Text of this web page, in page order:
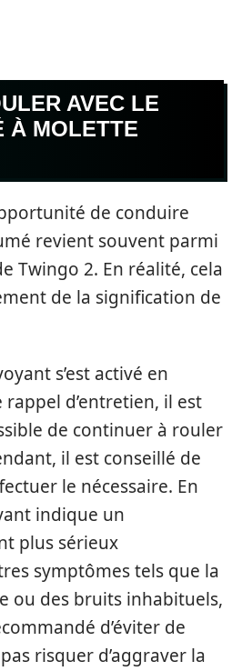
AVEC LE
À MOLETTE
de conduire
revient souvent parmi
Twingo 2. En réalité, cela
de la signification de
s’est activé en
rappel d’entretien, il est
de continuer à rouler
il est conseillé de
le nécessaire. En
indique un
plus sérieux
symptômes tels que la
ou des bruits inhabituels,
d’éviter de
risquer d’aggraver la